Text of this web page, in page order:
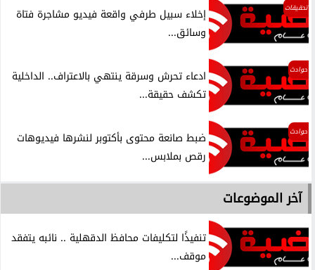
تحقيقات
إخلاء سبيل طرفي واقعة فيديو مشاجرة فتاة
وسائق...
حوادث
ادعاء تحرش وسرقة ينتهي بالاعتراف.. الداخلية
تكشف حقيقة...
حوادث
ضبط صانعة محتوى بأكتوبر لنشرها فيديوهات
رقص بملابس...
آخر الموضوعات
تنفيذًا لتكليفات محافظ الدقهلية .. نائبه يتفقد
موقف...